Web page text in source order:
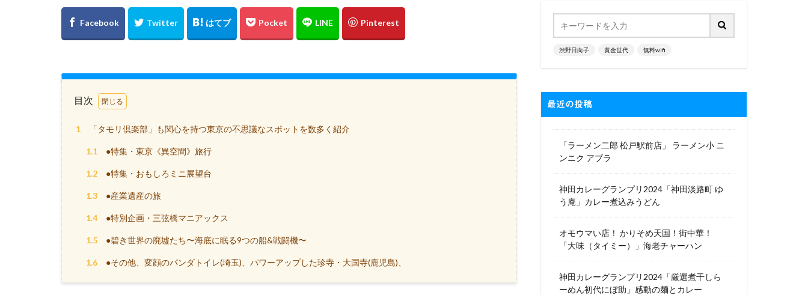
目次
1 「タモリ倶楽部」も関心を持つ東京の不思議なスポットを数多く紹介
1.1 ●特集・東京《異空間》旅行
1.2 ●特集・おもしろミニ展望台
1.3 ●産業遺産の旅
1.4 ●特別企画・三弦橋マニアックス
1.5 ●碧き世界の廃墟たち〜海底に眠る9つの船&戦闘機〜
1.6 ●その他、変顔のパンダトイレ(埼玉)、パワーアップした珍寺・大国寺(鹿児島)、
渋野日向子 黄金世代 無料wifi
最近の投稿
「ラーメン二郎 松戸駅前店」 ラーメン小 ニ
ンニク アブラ
神田カレーグランプリ2024「神田淡路町 ゆ
う庵」カレー煮込みうどん
オモウマい店！ かりそめ天国！街中華！
「大味（タイミー）」海老チャーハン
神田カレーグランプリ2024「厳選煮干しら
ーめん初代にぼ助」感動の麺とカレー